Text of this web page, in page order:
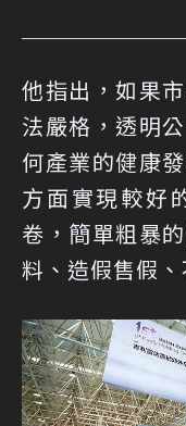
他指出，如果
法嚴格，透明
何產業的健康
方面實現較好
卷，簡單粗暴
料、造假售假